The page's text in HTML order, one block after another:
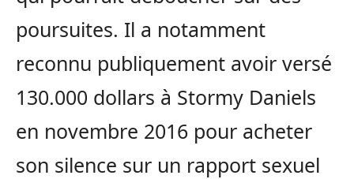
poursuites. Il a notamment
reconnu publiquement avoir versé
130.000 dollars à Stormy Daniels
en novembre 2016 pour acheter
son silence sur un rapport sexuel